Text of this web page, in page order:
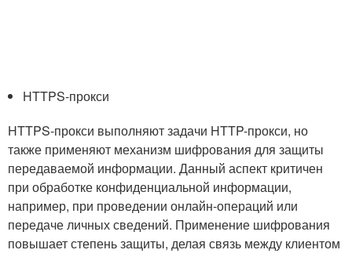
HTTPS-прокси
HTTPS-прокси выполняют задачи HTTP-прокси, но
также применяют механизм шифрования для защиты
передаваемой информации. Данный аспект критичен
при обработке конфиденциальной информации,
например, при проведении онлайн-операций или
передаче личных сведений. Применение шифрования
повышает степень защиты, делая связь между клиентом